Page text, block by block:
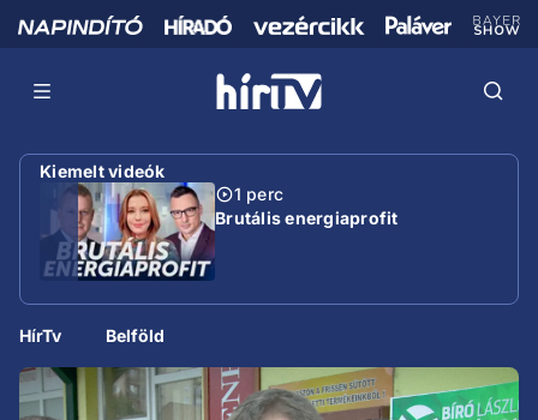
Kiemelt videók
1 perc
Brutális energiaprofit
HírTv Belföld